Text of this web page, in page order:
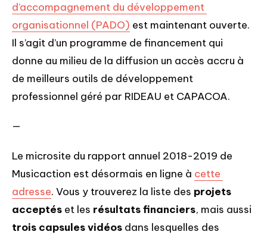
d’accompagnement du développement
organisationnel (PADO) est maintenant ouverte.
Il s’agit d’un programme de financement qui
donne au milieu de la diffusion un accès accru à
de meilleurs outils de développement
professionnel géré par RIDEAU et CAPACOA.
—
Le microsite du rapport annuel 2018-2019 de
Musicaction est désormais en ligne à cette
adresse. Vous y trouverez la liste des projets
acceptés et les résultats financiers
trois capsules vidéos dans lesquelles des